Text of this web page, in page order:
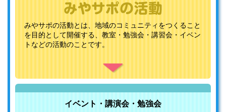
みやサポの活動とは、地域のコミュニティをつくること
を目的として開催する、教室・勉強会・講習会・イベン
トなどの活動のことです。
イベント・講演会・勉強会